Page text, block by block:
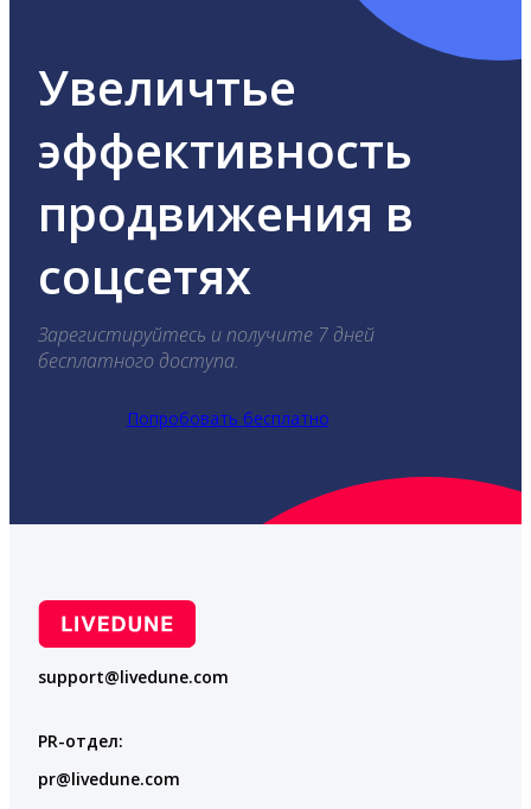
Увеличтье
эффективность
продвижения в
соцсетях
Зарегистируйтесь и получите 7 дней
бесплатного доступа.
Попробовать бесплатно
support@livedune.com
PR-отдел:
pr@livedune.com